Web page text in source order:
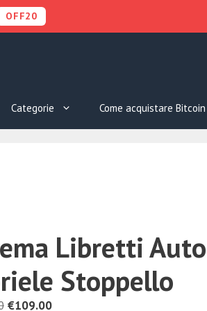
Categorie Come acquistare Bitcoin
Libretti
Stoppello
Il
€109.00Il
OFF20